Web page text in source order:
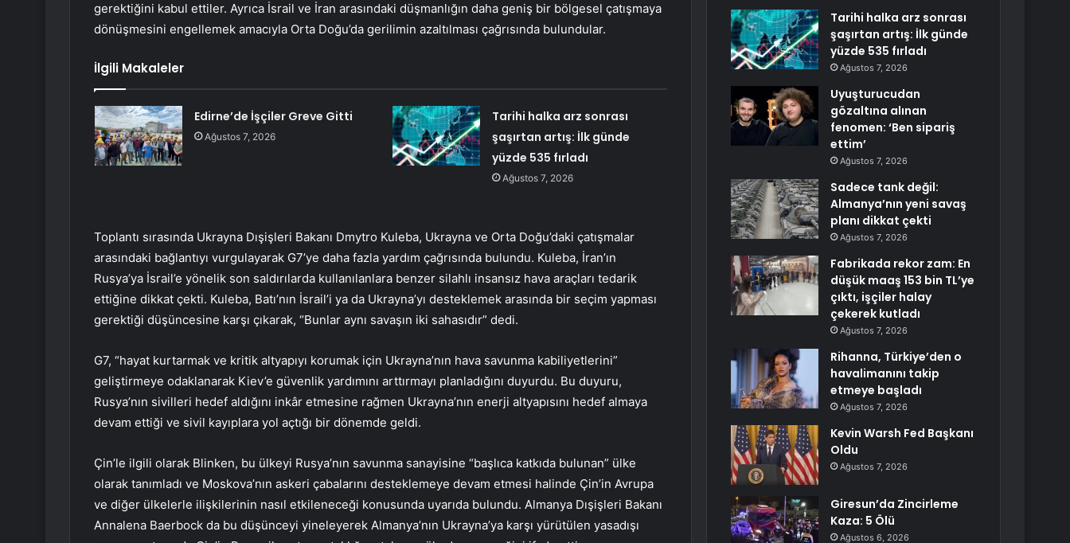
gerektiğini kabul ettiler. Ayrıca İsrail ve İran arasındaki düşmanlığın daha geniş bir bölgesel çatışmaya
dönüşmesini engellemek amacıyla Orta Doğu’da gerilimin azaltılması çağrısında bulundular.
İlgili Makaleler
Edirne’de İşçiler Greve Gitti
Ağustos 7, 2026
Tarihi halka arz sonrası
şaşırtan artış: İlk günde
yüzde 535 fırladı
Ağustos 7, 2026
Toplantı sırasında Ukrayna Dışişleri Bakanı Dmytro Kuleba, Ukrayna ve Orta Doğu’daki çatışmalar
arasındaki bağlantıyı vurgulayarak G7’ye daha fazla yardım çağrısında bulundu. Kuleba, İran’ın
Rusya’ya İsrail’e yönelik son saldırılarda kullanılanlara benzer silahlı insansız hava araçları tedarik
ettiğine dikkat çekti. Kuleba, Batı’nın İsrail’i ya da Ukrayna’yı desteklemek arasında bir seçim yapması
gerektiği düşüncesine karşı çıkarak, “Bunlar aynı savaşın iki sahasıdır” dedi.
G7, “hayat kurtarmak ve kritik altyapıyı korumak için Ukrayna’nın hava savunma kabiliyetlerini”
geliştirmeye odaklanarak Kiev’e güvenlik yardımını arttırmayı planladığını duyurdu. Bu duyuru,
Rusya’nın sivilleri hedef aldığını inkâr etmesine rağmen Ukrayna’nın enerji altyapısını hedef almaya
devam ettiği ve sivil kayıplara yol açtığı bir dönemde geldi.
Çin’le ilgili olarak Blinken, bu ülkeyi Rusya’nın savunma sanayisine “başlıca katkıda bulunan” ülke
olarak tanımladı ve Moskova’nın askeri çabalarını desteklemeye devam etmesi halinde Çin’in Avrupa
ve diğer ülkelerle ilişkilerinin nasıl etkileneceği konusunda uyarıda bulundu. Almanya Dışişleri Bakanı
Annalena Baerbock da bu düşünceyi yineleyerek Almanya’nın Ukrayna’ya karşı yürütülen yasadışı
Tarihi halka arz sonrası
şaşırtan artış: İlk günde
yüzde 535 fırladı
Ağustos 7, 2026
Uyuşturucudan
gözaltına alınan
fenomen: ‘Ben sipariş
ettim’
Ağustos 7, 2026
Sadece tank değil:
Almanya’nın yeni savaş
planı dikkat çekti
Ağustos 7, 2026
Fabrikada rekor zam: En
düşük maaş 153 bin TL’ye
çıktı, işçiler halay
çekerek kutladı
Ağustos 7, 2026
Rihanna, Türkiye’den o
havalimanını takip
etmeye başladı
Ağustos 7, 2026
Kevin Warsh Fed Başkanı
Oldu
Ağustos 7, 2026
Giresun’da Zincirleme
Kaza: 5 Ölü
Ağustos 6, 2026